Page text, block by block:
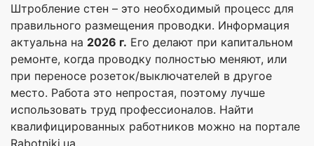
Штробление стен – это необходимый процесс для
правильного размещения проводки. Информация
актуальна на 2026 г. Его делают при капитальном
ремонте, когда проводку полностью меняют, или
при переносе розеток/выключателей в другое
место. Работа это непростая, поэтому лучше
использовать труд профессионалов. Найти
квалифицированных работников можно на портале
Rabotniki.ua.